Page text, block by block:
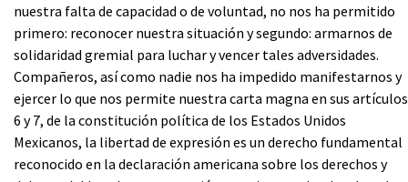
nuestra falta de capacidad o de voluntad, no nos ha permitido
primero: reconocer nuestra situación y segundo: armarnos de
solidaridad gremial para luchar y vencer tales adversidades.
Compañeros, así como nadie nos ha impedido manifestarnos y
ejercer lo que nos permite nuestra carta magna en sus artículos
6 y 7, de la constitución política de los Estados Unidos
Mexicanos, la libertad de expresión es un derecho fundamental
reconocido en la declaración americana sobre los derechos y